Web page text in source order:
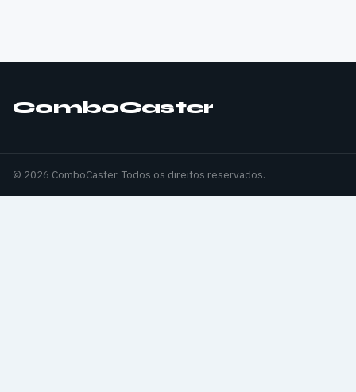
ComboCaster
© 2026 ComboCaster. Todos os direitos reservados.